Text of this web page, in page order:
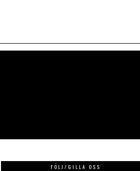
FÖLJ/GILLA OSS